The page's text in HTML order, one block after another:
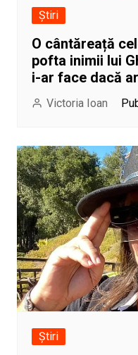
Știri
O cântăreață
pofta inimii lui
i-ar face dacă
Victoria Ioan
Știri